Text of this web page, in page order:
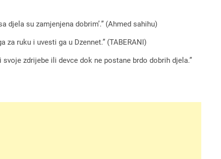
su zamjenjena dobrim’.” (Ahmed sahihu)
ruku i uvesti ga u Dzennet.” (TABERANI)
zdrijebe ili devce dok ne postane brdo dobrih djela.”